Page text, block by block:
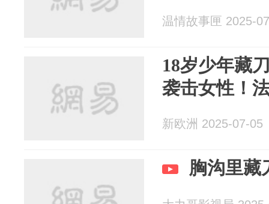
温情故事匣 2025-
18岁少年藏
袭击女性！
新欧洲 2025-07-05
胸沟里藏